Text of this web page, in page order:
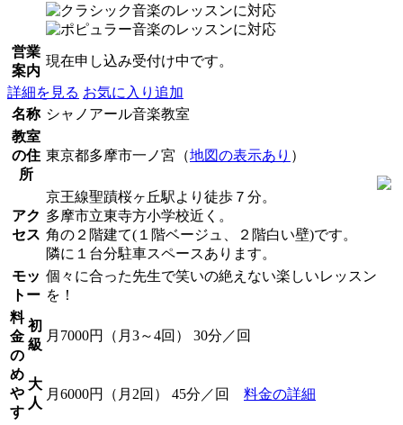
営業
案内
現在申し込み受付け中です。
詳細を見る お気に入り追加
名称 シャノアール音楽教室
教室
の住
所
東京都多摩市一ノ宮（地図の表示あり ）
アク
セス
京王線聖蹟桜ヶ丘駅より徒歩７分。
多摩市立東寺方小学校近く。
角の２階建て(１階ベージュ、２階白い壁)です。
隣に１台分駐車スペースあります。
モッ
トー
個々に合った先生で笑いの絶えない楽しいレッスン
を！
料
金
の
め
や
す
初
級
月7000円（月3～4回） 30分／回
大
人
月6000円（月2回） 45分／回 料金の詳細